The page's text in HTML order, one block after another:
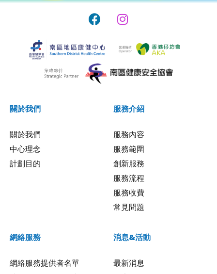
關於我們
關於我們
中心理念
計劃目的
服務介紹
服務內容
服務範圍
創新服務
服務流程
服務收費
常見問題
網絡服務
網絡服務提供者名單
消息&活動
最新消息